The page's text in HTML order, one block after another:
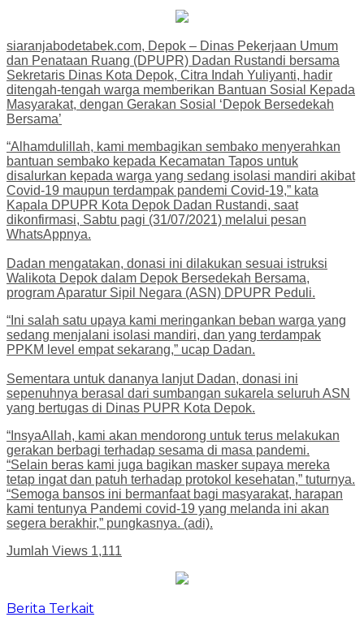
siaranjabodetabek.com, Depok – Dinas Pekerjaan Umum
dan Penataan Ruang (DPUPR) Dadan Rustandi bersama
Sekretaris Dinas Kota Depok, Citra Indah Yuliyanti, hadir
ditengah-tengah warga memberikan Bantuan Sosial Kepada
Masyarakat, dengan Gerakan Sosial ‘Depok Bersedekah
Bersama’
“Alhamdulillah, kami membagikan sembako menyerahkan
bantuan sembako kepada Kecamatan Tapos untuk
disalurkan kepada warga yang sedang isolasi mandiri akibat
Covid-19 maupun terdampak pandemi Covid-19,” kata
Kapala DPUPR Kota Depok Dadan Rustandi, saat
dikonfirmasi, Sabtu pagi (31/07/2021) melalui pesan
WhatsAppnya.
Dadan mengatakan, donasi ini dilakukan sesuai istruksi
Walikota Depok dalam Depok Bersedekah Bersama,
program Aparatur Sipil Negara (ASN) DPUPR Peduli.
“Ini salah satu upaya kami meringankan beban warga yang
sedang menjalani isolasi mandiri, dan yang terdampak
PPKM level empat sekarang,” ucap Dadan.
Sementara untuk dananya lanjut Dadan, donasi ini
sepenuhnya berasal dari sumbangan sukarela seluruh ASN
yang bertugas di Dinas PUPR Kota Depok.
“InsyaAllah, kami akan mendorong untuk terus melakukan
gerakan berbagi terhadap sesama di masa pandemi.
“Selain beras kami juga bagikan masker supaya mereka
tetap ingat dan patuh terhadap protokol kesehatan,” tuturnya.
“Semoga bansos ini bermanfaat bagi masyarakat, harapan
kami tentunya Pandemi covid-19 yang melanda ini akan
segera berakhir,” pungkasnya. (adi).
Jumlah Views 1,111
Berita Terkait